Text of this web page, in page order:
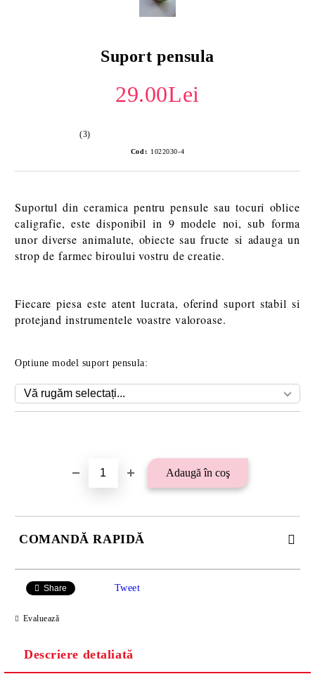
Suport pensula
29.00Lei
(3)
Cod: 1022030-4
Suportul din ceramica pentru pensule sau tocuri oblice
caligrafie, este disponibil in 9 modele noi, sub forma
unor diverse animalute, obiecte sau fructe si adauga un
strop de farmec biroului vostru de creatie.
Fiecare piesa este atent lucrata, oferind suport stabil si
protejand instrumentele voastre valoroase.
Optiune model suport pensula:
COMANDĂ RAPIDĂ
SAU 15 LEI TAXA TRANSPORT PENTRU PLATA CU
Share Tweet
Evaluează
Descriere detaliată